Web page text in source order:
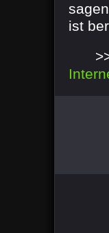
ist
>>